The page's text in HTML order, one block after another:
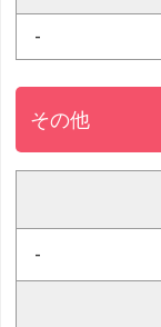
-
その他
-